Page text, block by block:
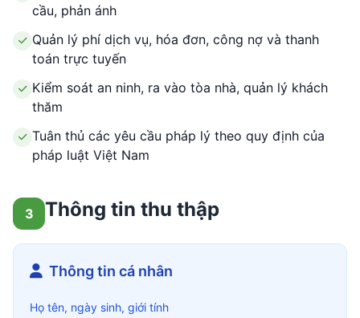
cầu, phản ánh
Quản lý phí dịch vụ, hóa đơn, công nợ và thanh
toán trực tuyến
Kiểm soát an ninh, ra vào tòa nhà, quản lý khách
thăm
Tuân thủ các yêu cầu pháp lý theo quy định của
pháp luật Việt Nam
3 Thông tin thu thập
Thông tin cá nhân
Họ tên, ngày sinh, giới tính